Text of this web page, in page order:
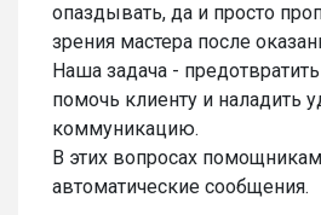
опаздывать, да и просто
зрения мастера после
Наша задача -
помочь клиенту и наладить
коммуникацию.
В этих вопросах
автоматические сообщения.